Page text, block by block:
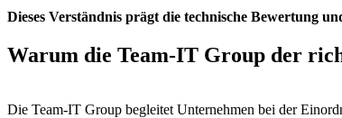
Dieses Verständnis prägt die technische Bewertung
Warum die Team-IT Group der
Die Team-IT Group begleitet Unternehmen bei der